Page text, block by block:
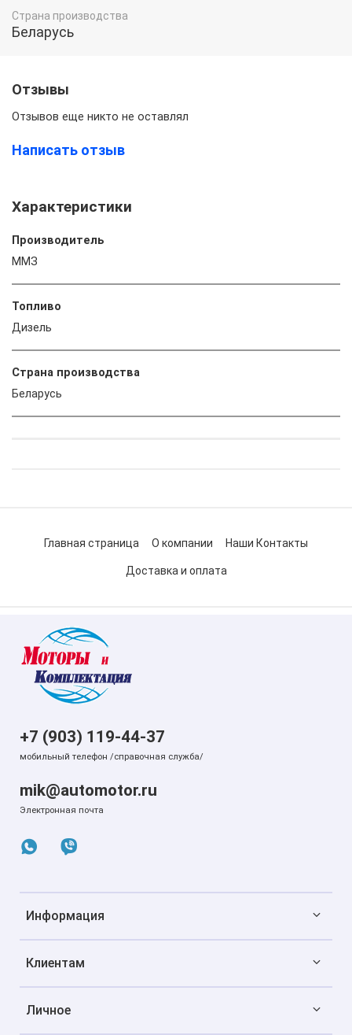
Страна производства
Беларусь
Отзывы
Отзывов еще никто не оставлял
Написать отзыв
Характеристики
Производитель
ММЗ
Топливо
Дизель
Страна производства
Беларусь
Главная страница О компании Наши Контакты
Доставка и оплата
Информация
Клиентам
Личное
+7 (903) 119-44-37
мобильный телефон /справочная служба/
mik@automotor.ru
Электронная почта